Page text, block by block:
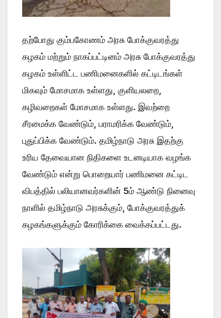
தற்போது கும்பகோணம் அரசு போக்குவரத்து
கழகம் மற்றும் நாகப்பட்டினம் அரசு போக்குவரத்து
கழகம் உள்ளிட்ட பணிமனைகளில் கட்டிடங்கள்
மிகவும் மோசமாக உள்ளது, குளியலறை,
கழிவறைகள் மோசமாக உள்ளது. இவற்றை
சீரமைக்க வேண்டும், பராமரிக்க வேண்டும்,
புதுப்பிக்க வேண்டும். தமிழ்நாடு அரசு இதற்கு
உரிய தேவையான நிதிகளை உடனடியாக வழங்க
வேண்டும் என்று பொறையார் பணிமனை கட்டிட
விபத்தில் பலியானவர்களின் 5ம் ஆண்டு நினைவு
நாளில் தமிழ்நாடு அரசுக்கும், போக்குவரத்துக்
கழகங்களுக்கும் கோரிக்கை வைக்கப்பட்டது.